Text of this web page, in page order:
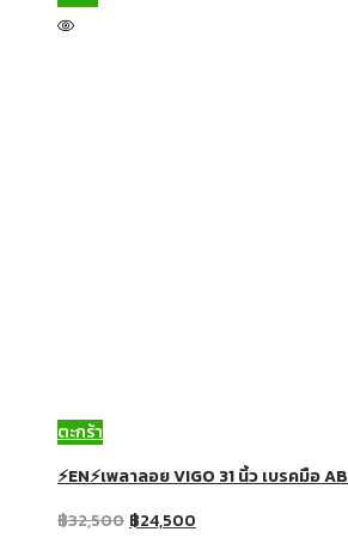
ตะกร้า
⚡EN⚡เพลาลอย VIGO 31 นิ้ว เบรคมือ
฿32,500 ฿24,500